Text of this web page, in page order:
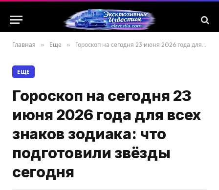
Главная » Еще » Гороскоп на сегодня 23 июня 2026 года для всех знаков зодиака: что подготовили звёзды сегодня
ЕЩЕ
Гороскоп на сегодня 23
июня 2026 года для всех
знаков зодиака: что
подготовили звёзды
сегодня